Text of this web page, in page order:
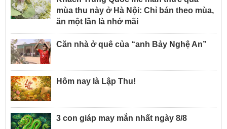
mùa thu này ở Hà Nội: Chỉ bán theo mùa,
ăn một lần là nhớ mãi
Căn nhà ở quê của “anh Bảy Nghệ An”
Hôm nay là Lập Thu!
3 con giáp may mắn nhất ngày 8/8